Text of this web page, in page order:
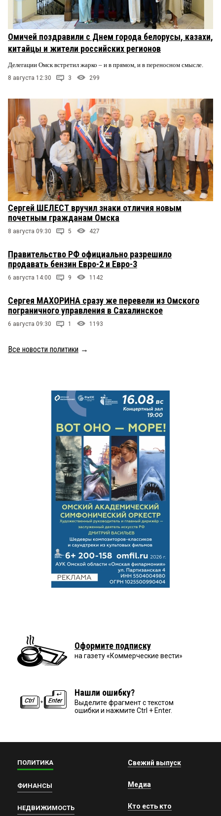
Омичей поздравили с Днем города белорусы, казахи,
китайцы и жители российских регионов
Делегации Омск встретил жарко – и в прямом, и в переносном смысле.
8 августа 12:30 3 299
Сергей ШЕЛЕСТ вручил знаки отличия новым
почетным гражданам Омска
8 августа 09:30 5 427
Правительство РФ официально разрешило
продавать бензин Евро-2 и Евро-3
6 августа 14:00 9 1142
Сергея МАХОРИНА сразу же перевели из Омского
пограничного управления в Сахалинское
6 августа 09:30 1 1193
Все новости политики →
Оформите подписку
на газету «Коммерческие вести»
Нашли ошибку?
Выделите фрагмент с текстом
ошибки и нажмите Ctrl + Enter.
ПОЛИТИКА
ФИНАНСЫ
НЕДВИЖИМОСТЬ
Свежий выпуск
Медиа
Кто есть кто